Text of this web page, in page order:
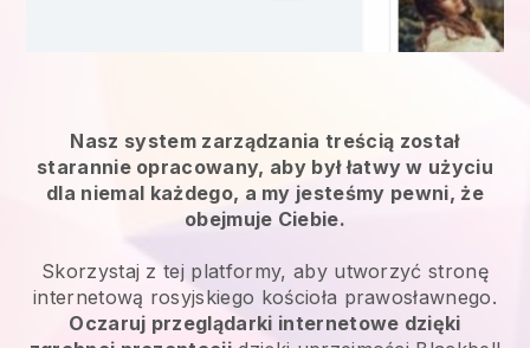
Nasz system zarządzania treścią został
starannie opracowany, aby był łatwy w użyciu
dla niemal każdego, a my jesteśmy pewni, że
obejmuje Ciebie.
Skorzystaj z tej platformy, aby utworzyć stronę
internetową rosyjskiego kościoła prawosławnego.
Oczaruj przeglądarki internetowe dzięki